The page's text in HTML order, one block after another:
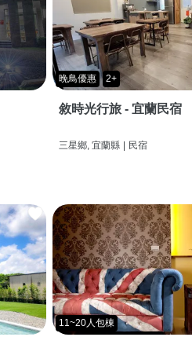
晚鳥優惠 2+
敘時光行旅 - 宜蘭民宿
三星鄉, 宜蘭縣 | 民宿
11~20人包棟